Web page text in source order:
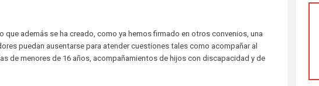
además se ha creado, como ya hemos firmado en otros convenios, una
puedan ausentarse para atender cuestiones tales como acompañar al
de menores de 16 años, acompañamientos de hijos con discapacidad y de